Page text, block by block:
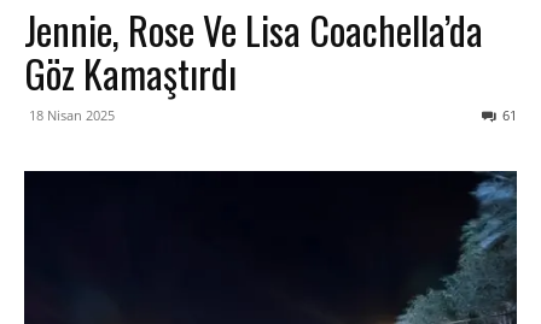
Jennie, Rose Ve Lisa Coachella’da
Göz Kamaştırdı
18 Nisan 2025 61